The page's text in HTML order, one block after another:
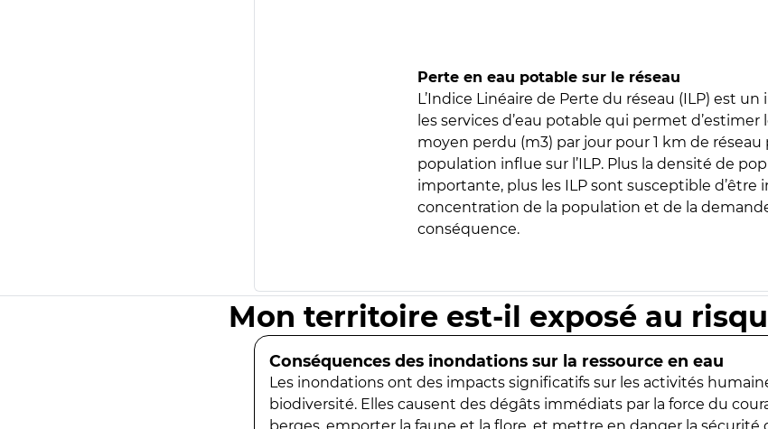
Perte en eau potable sur le réseau
L’Indice Linéaire de Perte du réseau (ILP) est
les services d’eau potable qui permet d’estimer
moyen perdu (m3) par jour pour 1 km de réseau
population influe sur l’ILP. Plus la densité de
importante, plus les ILP sont susceptible d’être
concentration de la population et de la
conséquence.
Mon territoire est-il exposé au
Conséquences des inondations sur la ressource en eau
Les inondations ont des impacts significatifs sur les activités
biodiversité. Elles causent des dégâts immédiats par la force du